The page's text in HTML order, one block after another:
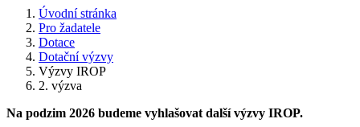
Úvodní stránka
Pro žadatele
Dotace
Dotační výzvy
Výzvy IROP
2. výzva
Na podzim 2026 budeme vyhlašovat další výzvy IROP.